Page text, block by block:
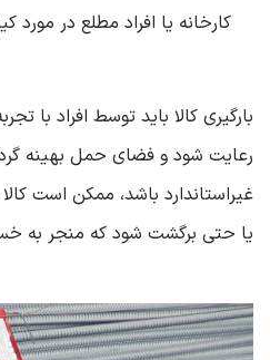
کارخانه یا افراد مطلع در مورد
بارگیری کالا باید توسط افراد با
رعایت شود و فضای حمل بهینه
غیراستاندارد باشد، ممکن است
یا حتی برگشت شود که منجر به